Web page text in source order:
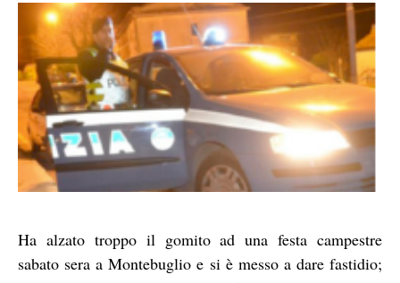
Ha alzato troppo il gomito ad una festa campestre
sabato sera a Montebuglio e si è messo a dare fastidio;